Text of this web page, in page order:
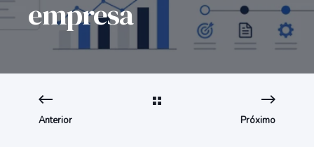
empresa
Anterior Próximo